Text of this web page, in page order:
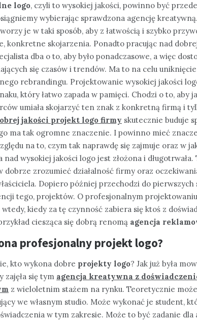
logo, czyli to wysokiej jakości, powinno być
wybierając sprawdzona agencję
je w taki sposób, aby z łatwością i szybko
konkretne skojarzenia. Ponadto pracując nad
dba o to, aby było ponadczasowe, a więc
się czasów i trendów. Ma to na celu
rebrandingu. Projektowanie wysokiej jakości
który łatwo zapada w pamięci. Chodzi o to, aby
umiała skojarzyć ten znak z konkretną firmą i
jakości projekt logo firmy skutecznie buduje
ma tak ogromne znaczenie. I powinno mieć
na to, czym tak naprawdę się zajmuje oraz w
nad wysokiej jakości logo jest złożona i
dobrze zrozumieć działalność firmy oraz
Dopiero później przechodzi do pierwszych
tego, projektów. O profesjonalnym
kiedy za tę czynność zabiera się ktoś z
ciesząca się dobrą renomą agencja
profesjonalny projekt logo?
kto wykona dobre projekty logo? Jak już była
zajęła się tym agencja kreatywna z
z wieloletnim stażem na rynku. Teoretycznie
we własnym studio. Może wykonać je student,
w tym zakresie. Może to być zadanie dla